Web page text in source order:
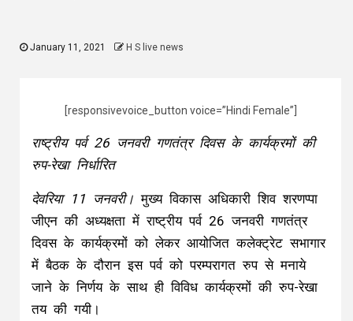
January 11, 2021 H S live news
[responsivevoice_button voice=”Hindi Female”]
राष्ट्रीय पर्व 26 जनवरी गणतंत्र दिवस के कार्यक्रमों की
रुप-रेखा निर्धारित
देवरिया 11 जनवरी। मुख्य विकास अधिकारी शिव शरणप्पा
जीएन की अध्यक्षता में राष्ट्रीय पर्व 26 जनवरी गणतंत्र
दिवस के कार्यक्रमों को लेकर आयोजित कलेक्ट्रेट सभागार
में बैठक के दौरान इस पर्व को परम्परागत रुप से मनाये
जाने के निर्णय के साथ ही विविध कार्यक्रमों की रुप-रेखा
तय की गयी।